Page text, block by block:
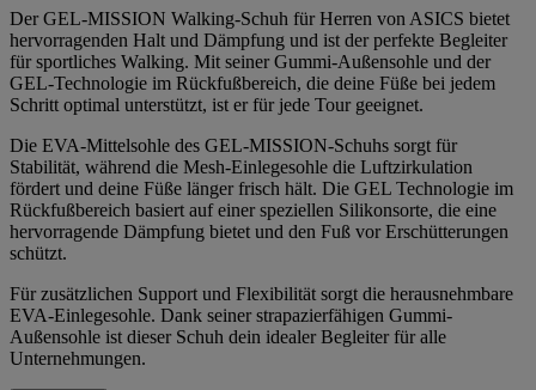
Der GEL-MISSION Walking-Schuh für Herren von ASICS bietet
hervorragenden Halt und Dämpfung und ist der perfekte Begleiter
für sportliches Walking. Mit seiner Gummi-Außensohle und der
GEL-Technologie im Rückfußbereich, die deine Füße bei jedem
Schritt optimal unterstützt, ist er für jede Tour geeignet.
Die EVA-Mittelsohle des GEL-MISSION-Schuhs sorgt für
Stabilität, während die Mesh-Einlegesohle die Luftzirkulation
fördert und deine Füße länger frisch hält. Die GEL Technologie im
Rückfußbereich basiert auf einer speziellen Silikonsorte, die eine
hervorragende Dämpfung bietet und den Fuß vor Erschütterungen
schützt.
Für zusätzlichen Support und Flexibilität sorgt die herausnehmbare
EVA-Einlegesohle. Dank seiner strapazierfähigen Gummi-
Außensohle ist dieser Schuh dein idealer Begleiter für alle
Unternehmungen.